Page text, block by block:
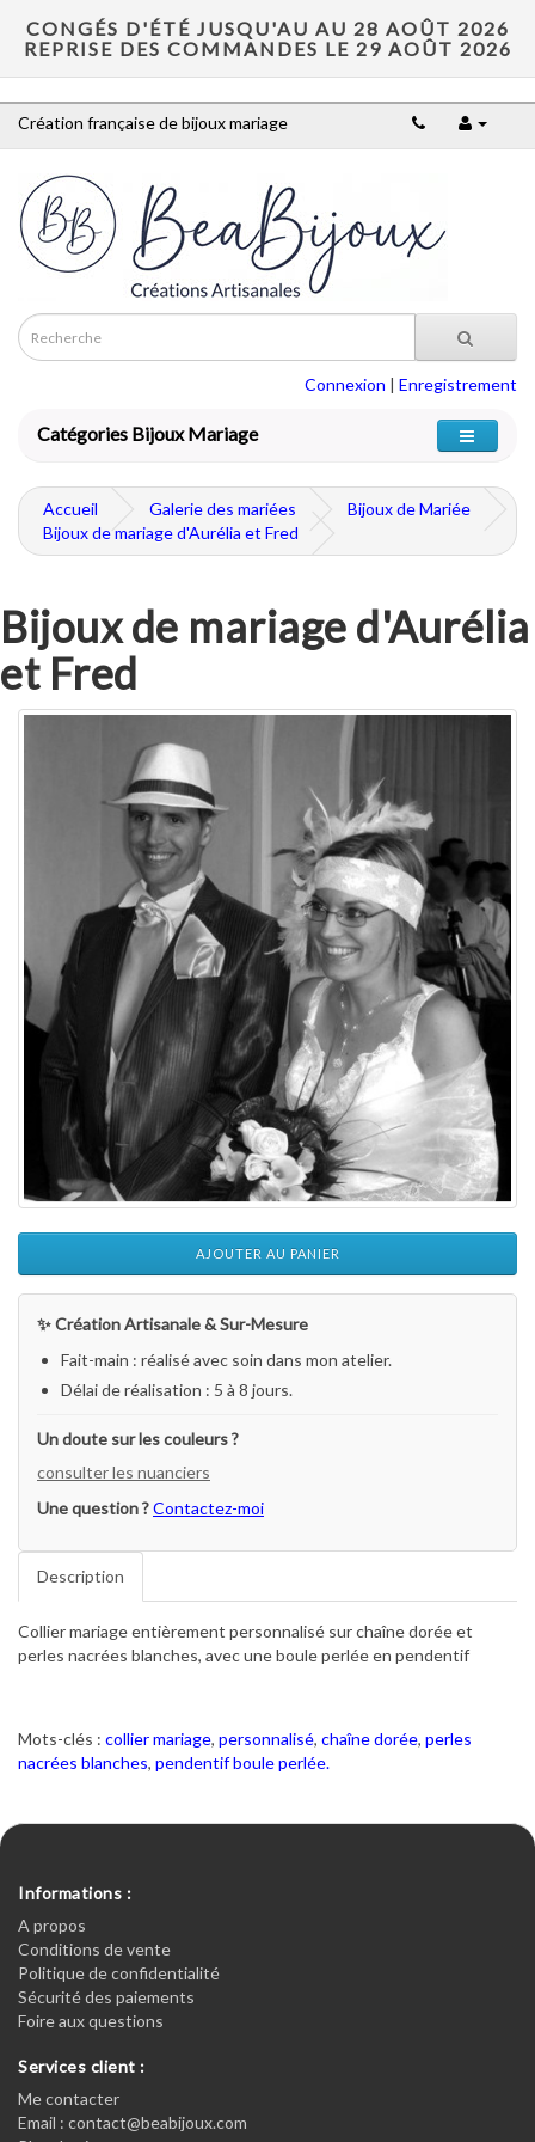
CONGÉS D'ÉTÉ JUSQU'AU AU 28 AOÛT 2026
REPRISE DES COMMANDES LE 29 AOÛT 2026
Création française de bijoux mariage
Connexion | Enregistrement
Catégories Bijoux Mariage
Accueil Galerie des mariées
Bijoux de Mariée
Bijoux de mariage d'Aurélia et Fred
Bijoux de mariage d'Aurélia
et Fred
AJOUTER AU PANIER
✨ Création Artisanale & Sur-Mesure
Fait-main : réalisé avec soin dans mon atelier.
Délai de réalisation : 5 à 8 jours.
Un doute sur les couleurs ?
consulter les nuanciers
Une question ?Contactez-moi
Description
Collier mariage entièrement personnalisé sur chaîne dorée et
perles nacrées blanches, avec une boule perlée en pendentif
Mots-clés : collier mariage, personnalisé, chaîne dorée, perles
nacrées blanches, pendentif boule perlée.
Informations :
A propos
Conditions de vente
Politique de confidentialité
Sécurité des paiements
Foire aux questions
Services client :
Me contacter
Email : contact@beabijoux.com